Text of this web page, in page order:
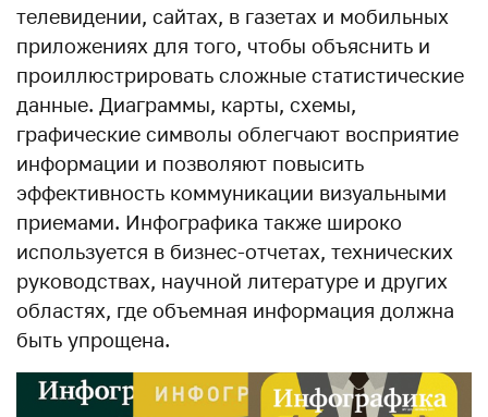
телевидении, сайтах, в газетах и мобильных
приложениях для того, чтобы объяснить и
проиллюстрировать сложные статистические
данные. Диаграммы, карты, схемы,
графические символы облегчают восприятие
информации и позволяют повысить
эффективность коммуникации визуальными
приемами. Инфографика также широко
используется в бизнес-отчетах, технических
руководствах, научной литературе и других
областях, где объемная информация должна
быть упрощена.